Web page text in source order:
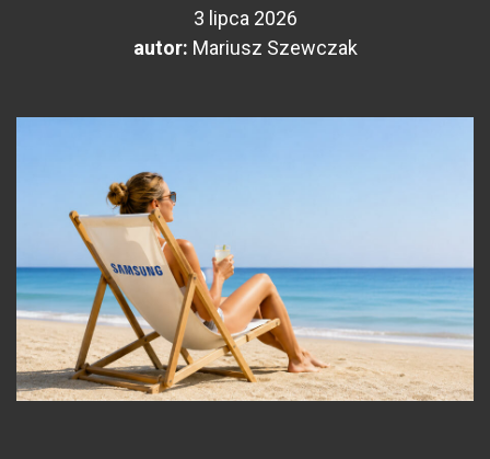
3 lipca 2026
autor: Mariusz Szewczak